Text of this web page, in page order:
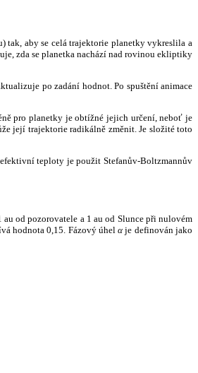
tak, aby se celá trajektorie planetky vykreslila a
zda se planetka nachází nad rovinou ekliptiky
po zadání hodnot. Po spuštění animace
pro planetky je obtížné jejich určení, neboť je
její trajektorie radikálně změnit. Je složité toto
teploty je použit Stefanův-Boltzmannův
od pozorovatele a 1 au od Slunce při nulovém
hodnota 0,15. Fázový úhelα je definován jako